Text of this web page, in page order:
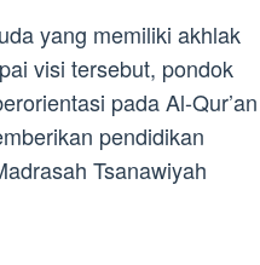
yang memiliki akhlak
visi tersebut, pondok
pada Al-Qur’an
pendidikan
Tsanawiyah